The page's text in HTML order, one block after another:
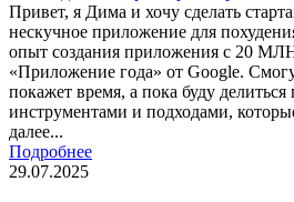
Привет, я Дима и хочу сделать
нескучное приложение для
опыт создания приложения с 20
«Приложение года» от Google.
покажет время, а пока буду делиться
инструментами и подходами,
далее...
Подробнее
29.07.2025